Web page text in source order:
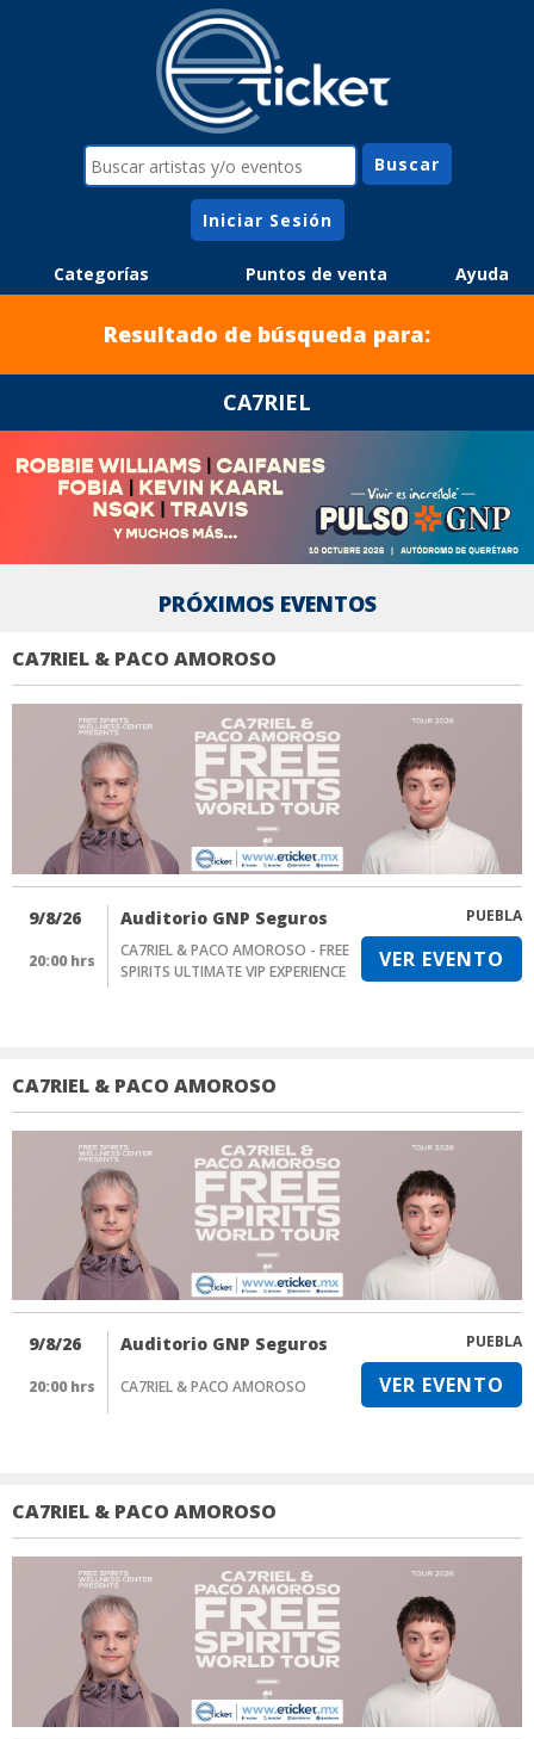
Iniciar Sesión
Categorías Puntos de venta Ayuda
Resultado de búsqueda para:
CA7RIEL
PRÓXIMOS EVENTOS
CA7RIEL & PACO AMOROSO
9/8/26 Auditorio GNP Seguros PUEBLA
20:00 hrs
CA7RIEL & PACO AMOROSO - FREE
SPIRITS ULTIMATE VIP EXPERIENCE
VER EVENTO
CA7RIEL & PACO AMOROSO
9/8/26 Auditorio GNP Seguros PUEBLA
20:00 hrs CA7RIEL & PACO AMOROSO VER EVENTO
CA7RIEL & PACO AMOROSO